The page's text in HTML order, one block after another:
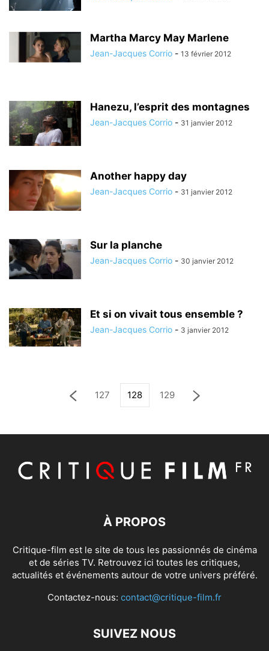
Martha Marcy May Marlene
Jean-Jacques Corrio - 13 février 2012
Hanezu, l’esprit des montagnes
Jean-Jacques Corrio - 31 janvier 2012
Another happy day
Jean-Jacques Corrio - 31 janvier 2012
Sur la planche
Jean-Jacques Corrio - 30 janvier 2012
Et si on vivait tous ensemble ?
Jean-Jacques Corrio - 3 janvier 2012
127 128 129
À PROPOS
Critique-film est le site de tous les passionnés de cinéma
et de séries TV. Retrouvez ici toutes les critiques,
actualités et événements autour de votre univers préféré.
Contactez-nous: contact@critique-film.fr
SUIVEZ NOUS